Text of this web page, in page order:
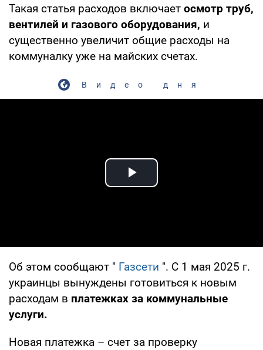
Такая статья расходов включает осмотр труб,
вентилей и газового оборудования, и
существенно увеличит общие расходы на
коммуналку уже на майских счетах.
Видео дня
Play Video
Об этом сообщают " Газсети ". С 1 мая 2025 г.
украинцы вынуждены готовиться к новым
расходам в платежках за коммунальные
услуги.
Новая платежка – счет за проверку